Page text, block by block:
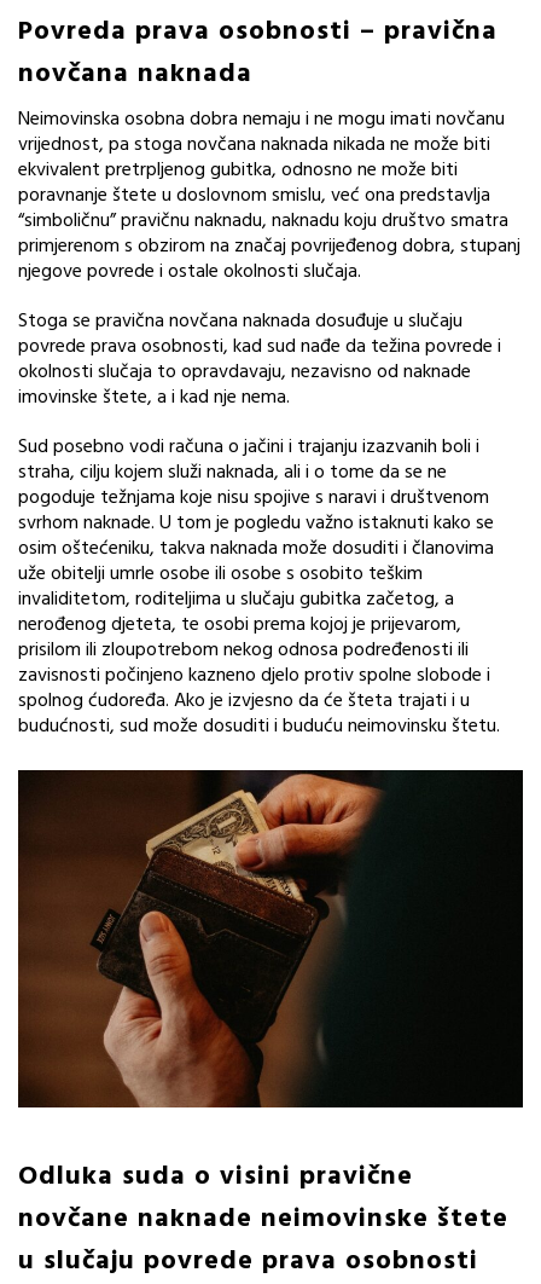
Povreda prava osobnosti – pravična
novčana naknada
Neimovinska osobna dobra nemaju i ne mogu imati novčanu
vrijednost, pa stoga novčana naknada nikada ne može biti
ekvivalent pretrpljenog gubitka, odnosno ne može biti
poravnanje štete u doslovnom smislu, već ona predstavlja
“simboličnu” pravičnu naknadu, naknadu koju društvo smatra
primjerenom s obzirom na značaj povrijeđenog dobra, stupanj
njegove povrede i ostale okolnosti slučaja.
Stoga se pravična novčana naknada dosuđuje u slučaju
povrede prava osobnosti, kad sud nađe da težina povrede i
okolnosti slučaja to opravdavaju, nezavisno od naknade
imovinske štete, a i kad nje nema.
Sud posebno vodi računa o jačini i trajanju izazvanih boli i
straha, cilju kojem služi naknada, ali i o tome da se ne
pogoduje težnjama koje nisu spojive s naravi i društvenom
svrhom naknade. U tom je pogledu važno istaknuti kako se
osim oštećeniku, takva naknada može dosuditi i članovima
uže obitelji umrle osobe ili osobe s osobito teškim
invaliditetom, roditeljima u slučaju gubitka začetog, a
nerođenog djeteta, te osobi prema kojoj je prijevarom,
prisilom ili zloupotrebom nekog odnosa podređenosti ili
zavisnosti počinjeno kazneno djelo protiv spolne slobode i
spolnog ćudoređa. Ako je izvjesno da će šteta trajati i u
budućnosti, sud može dosuditi i buduću neimovinsku štetu.
Odluka suda o visini pravične
novčane naknade neimovinske štete
u slučaju povrede prava osobnosti